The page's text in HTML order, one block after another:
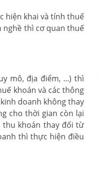
hiện khai và tính thuế
nghề thì cơ quan thuế
mô, địa điểm, ...) thì
khoán và các thông
doanh không thay
cho thời gian còn lại
thu khoán thay đổi từ
thì thực hiện điều